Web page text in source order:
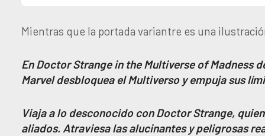
Mientras que la portada variantre es una
En Doctor Strange in the Multiverse of Madness
Marvel desbloquea el Multiverso y empuja sus
Viaja a lo desconocido con Doctor Strange,
aliados. Atraviesa las alucinantes y peligrosas